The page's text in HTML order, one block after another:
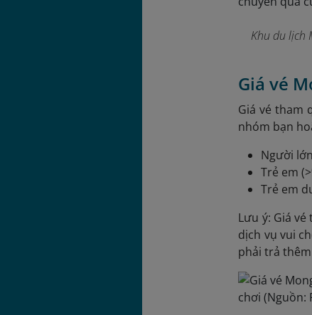
Khu du lịch
Giá vé
Giá vé tham
nhóm bạn
Người
Trẻ em
Trẻ em
Lưu ý: Giá
dịch vụ vui
phải trả